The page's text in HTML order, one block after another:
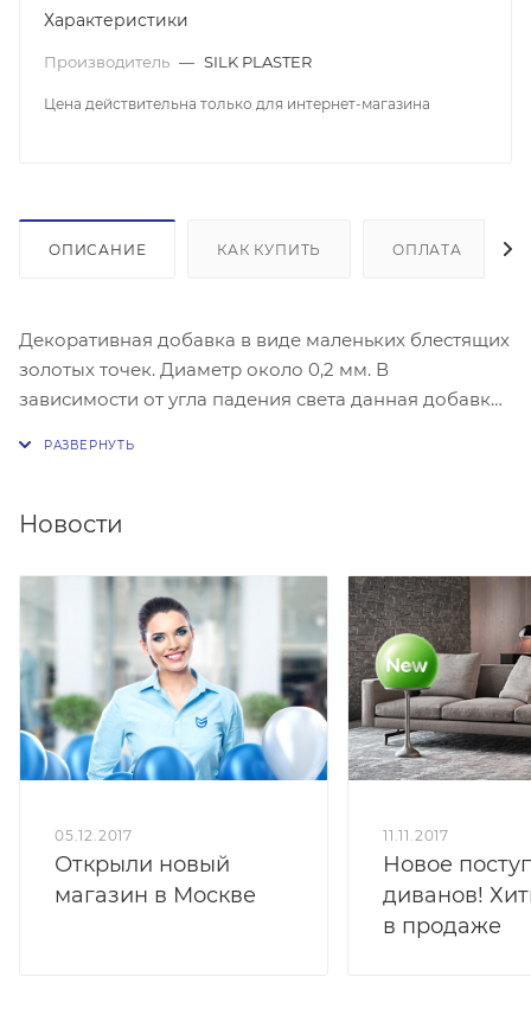
Характеристики
Производитель — SILK PLASTER
Цена действительна только для интернет-магазина
ОПИСАНИЕ КАК КУПИТЬ ОПЛАТА
Декоративная добавка в виде маленьких блестящих
золотых точек. Диаметр около 0,2 мм. В
зависимости от угла падения света данная добавка
Новости
05.12.2017
Открыли новый
магазин в Москве
11.11.2017
Новое
диванов!
в продаже